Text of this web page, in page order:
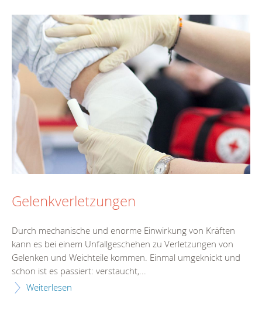
Gelenkverletzungen
Durch mechanische und enorme Einwirkung von Kräften
kann es bei einem Unfallgeschehen zu Verletzungen von
Gelenken und Weichteile kommen. Einmal umgeknickt und
schon ist es passiert: verstaucht,...
Weiterlesen